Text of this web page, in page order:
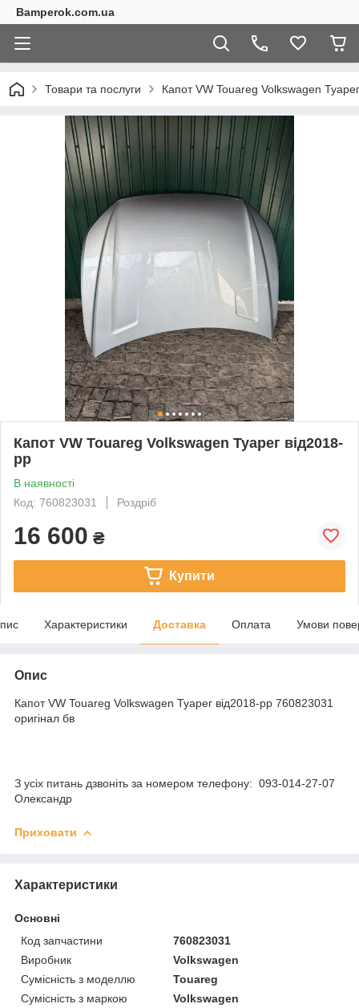
Bamperok.com.ua
Товари та послуги Капот VW Touareg Volkswagen
Капот VW Touareg Volkswagen Туарег від2018-
рр
В наявності
Код: 760823031
Роздріб
16 600 ₴
Купити
Характеристики Доставка Оплата Умови
Опис
Капот VW Touareg Volkswagen Туарег від2018-рр 760823031
оригінал бв
З усіх питань дзвоніть за номером телефону: 093-014-27-07
Олександр
Приховати
Характеристики
Основні
Код запчастини
760823031
Виробник
Volkswagen
Сумісність з моделлю
Touareg
Сумісність з маркою
Volkswagen